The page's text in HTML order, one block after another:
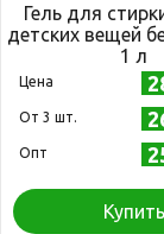
Гель для
детских вещей
1 л
Цена
Oт 3 шт.
Опт
Купить